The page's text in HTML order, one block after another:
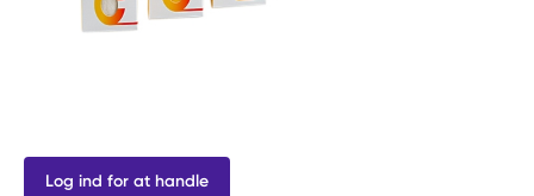
Log ind for at handle